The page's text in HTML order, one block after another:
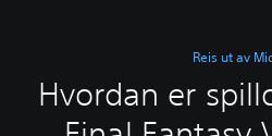
Reis ut av
Hvordan er